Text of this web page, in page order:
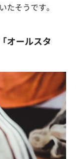
たそうです。
オールスタ